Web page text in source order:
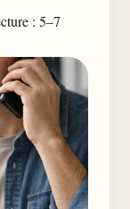
: 5–7